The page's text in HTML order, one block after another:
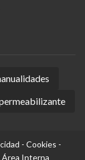
- Cookies -
Área Interna